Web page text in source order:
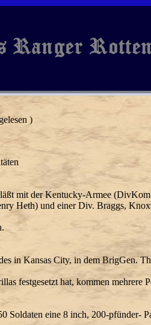
)
mit der Kentucky-Armee
Heth) und einer Div. Braggs,
in Kansas City, in dem BrigGen.
festgesetzt hat, kommen mehrere
Soldaten eine 8 inch, 200-pfünder-